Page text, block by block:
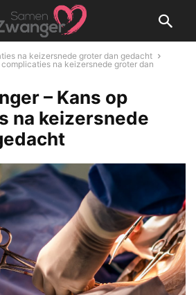
na keizersnede groter dan gedacht
na keizersnede groter dan
– Kans op
na keizersnede